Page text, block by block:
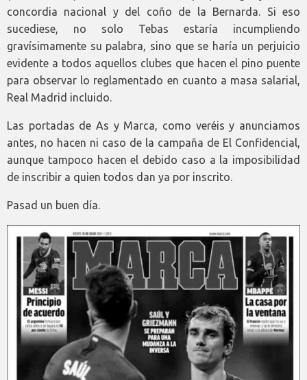
concordia nacional y del coño de la Bernarda. Si eso
sucediese, no solo Tebas estaría incumpliendo
gravísimamente su palabra, sino que se haría un perjuicio
evidente a todos aquellos clubes que hacen el pino puente
para observar lo reglamentado en cuanto a masa salarial,
Real Madrid incluido.
Las portadas de As y Marca, como veréis y anunciamos
antes, no hacen ni caso de la campaña de El Confidencial,
aunque tampoco hacen el debido caso a la imposibilidad
de inscribir a quien todos dan ya por inscrito.
Pasad un buen día.